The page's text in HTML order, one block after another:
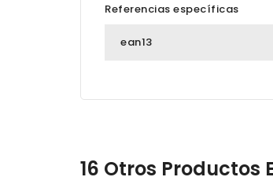
Referencias específicas
ean13
16 Otros Productos